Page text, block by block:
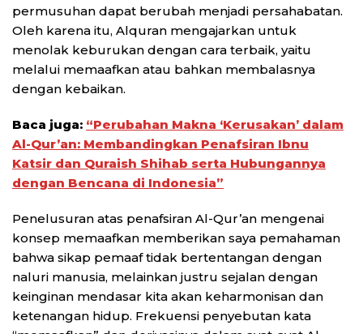
permusuhan dapat berubah menjadi persahabatan.
Oleh karena itu, Alquran mengajarkan untuk
menolak keburukan dengan cara terbaik, yaitu
melalui memaafkan atau bahkan membalasnya
dengan kebaikan.
Baca juga: “Perubahan Makna ‘Kerusakan’ dalam
Al-Qur’an: Membandingkan Penafsiran Ibnu
Katsir dan Quraish Shihab serta Hubungannya
dengan Bencana di Indonesia”
Penelusuran atas penafsiran Al-Qur’an mengenai
konsep memaafkan memberikan saya pemahaman
bahwa sikap pemaaf tidak bertentangan dengan
naluri manusia, melainkan justru sejalan dengan
keinginan mendasar kita akan keharmonisan dan
ketenangan hidup. Frekuensi penyebutan kata